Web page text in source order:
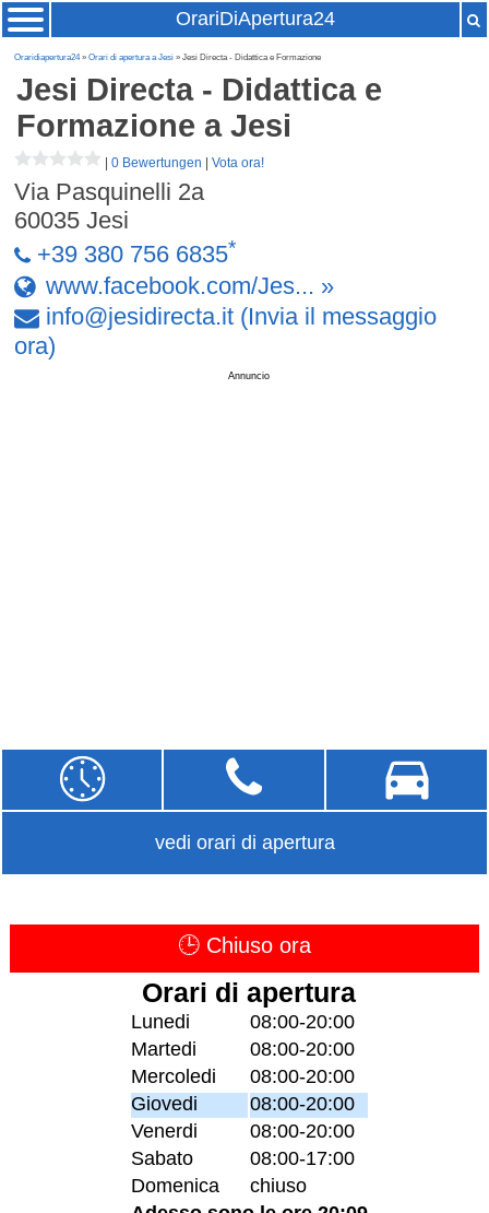
OrariDiApertura24
Oraridiapertura24»Orari di apertura a Jesi » Jesi Directa - Didattica e Formazione
Jesi Directa - Didattica e
Formazione a Jesi
|0 Bewertungen |Vota ora!
Via Pasquinelli 2a
60035 Jesi
+39 380 756 6835*
www.facebook.com/Jes... »
info@jesidirecta.it (Invia il messaggio
ora)
Annuncio
vedi orari di apertura
🕒 Chiuso ora
Orari di apertura
Lunedi
08:00-20:00
Martedi
08:00-20:00
Mercoledi
08:00-20:00
Giovedi
08:00-20:00
Venerdi
08:00-20:00
Sabato
08:00-17:00
Domenica
chiuso